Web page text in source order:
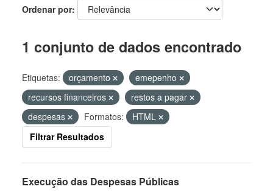
Ordenar por
1 conjunto de dados encontrado
Etiquetas: orçamento
emepenho
recursos financeiros
restos a pagar
despesas
Formatos:
HTML
Filtrar Resultados
Execução das Despesas Públicas